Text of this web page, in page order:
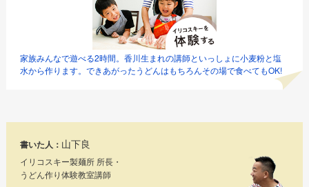
家族みんなで遊べる2時間。香川生まれの講師といっしょに小麦粉と塩
水から作ります。できあがったうどんはもちろんその場で食べてもOK!
書いた人： 山下良
イリコスキー製麺所 所長・
うどん作り体験教室講師